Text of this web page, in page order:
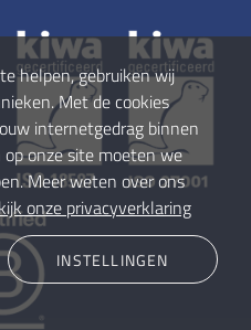
helpen, gebruiken wij
Met de cookies
internetgedrag binnen
onze site moeten we
Meer weten over ons
onze privacyverklaring
INSTELLINGEN